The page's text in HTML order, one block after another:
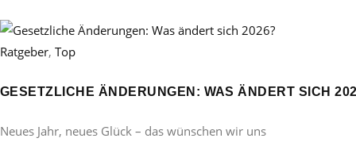
Ratgeber, Top
GESETZLICHE ÄNDERUNGEN: WAS ÄNDERT SICH
Neues Jahr, neues Glück – das wünschen wir uns